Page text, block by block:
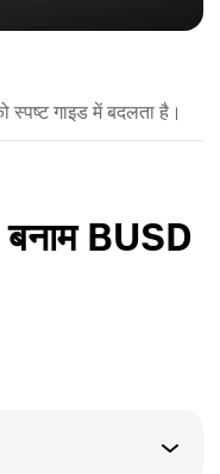
स्पष्ट गाइड में बदलता है।
BUSD